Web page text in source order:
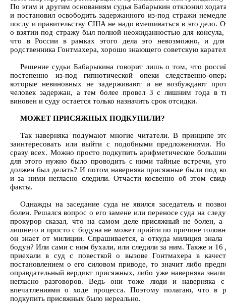
По этим и другим основаниям судья Бабарыкин отклонил
и постановил освободить задержанного из-под стражи
послу и правительству США не надо вмешиваться в это дело.
о взятии под стражу был полной неожиданностью для консула,
что в России в рамках этого дела это невозможно, и
родственника Гонтмахера, хорошо знающего советскую
Решение судьи Бабарыкина говорит лишь о том, что
постепенно из-под гипнотической опеки следственно-
которые невиновных не задерживают и не возбуждают
человек задержан, а тем более провел 3 с лишним года в
виновен и суду остается только назначить срок отсидки.
МОЖЕТ ПРИСЯЖНЫХ ПОДКУПИЛИ?
Так наверняка подумают многие читатели. В принципе
заинтересовать или выйти с подобными предложениями.
сразу всех. Можно просто подкупить арифметическое
для этого нужно было проводить с ними тайные встречи,
должен был делать? И потом наверняка присяжные были под
и за ними негласно следили. Отчасти косвенно об этом
факты.
Однажды на заседание суда не явился заседатель и
болен. Решался вопрос о его замене или переносе суда на
прокурор сказал, что на самом деле присяжный не болен,
лишнего и просто с бодуна не может прийти по причине
он знает от милиции. Спрашивается, а откуда милиция
бодун? Или сами с ним бухали, или следили за ним. Также и 16
приехали в суд с повесткой о вызове Гонтмахера в
постановлением о его силовом приводе, то значит либо
оправдательный вердикт присяжных, либо уже наверняка
негласно разговоров. Ведь они тоже люди и наверняка
впечатлениями о ходе процесса. Поэтому полагаю, что в
подкупить присяжных было нереально.